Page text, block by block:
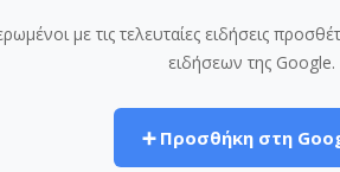
με τις τελευταίες ειδήσεις
ειδήσεων της Google.
➕ Προσθήκη στη